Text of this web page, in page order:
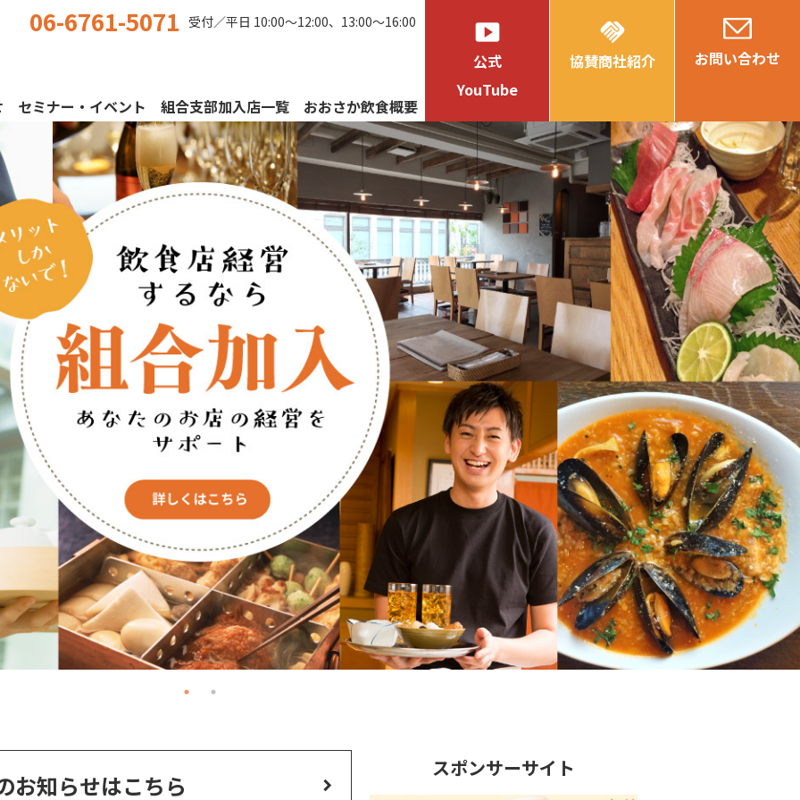
セミナー・イベント 組合支部加入店一覧 おおさか飲食概要
06-6761-5071 受付／平日 10:00〜12:00、13:00〜16:00 smart_display
公式
YouTube
handshake
協賛商社紹介 お問い合わせ
お知らせはこちら
スポンサーサイト